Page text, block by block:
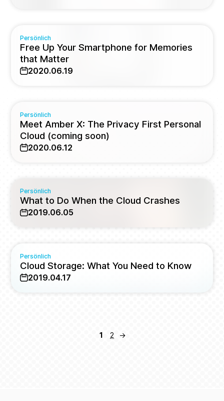
Persönlich
Free Up Your Smartphone for Memories
that Matter
2020.06.19
Persönlich
Meet Amber X: The Privacy First Personal
Cloud (coming soon)
2020.06.12
Persönlich
What to Do When the Cloud Crashes
2019.06.05
Persönlich
Cloud Storage: What You Need to Know
2019.04.17
1 2 →